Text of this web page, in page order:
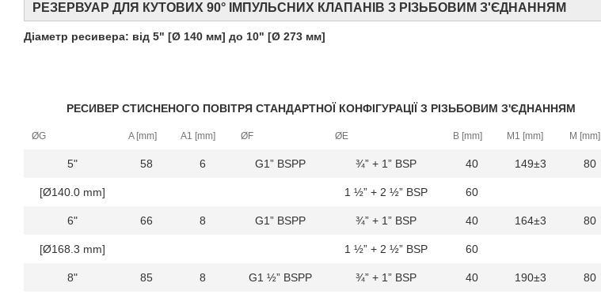
РЕЗЕРВУАР ДЛЯ КУТОВИХ 90° ІМПУЛЬСНИХ КЛАПАНІВ З РІЗЬБОВИМ З'ЄДНАННЯМ
Діаметр ресивера: від 5" [Ø 140 мм] до 10" [Ø 273 мм]
РЕСИВЕР СТИСНЕНОГО ПОВІТРЯ СТАНДАРТНОЇ КОНФІГУРАЦІЇ З РІЗЬБОВИМ З'ЄДНАННЯМ
ØG A [mm] A1 [mm] ØF ØE B [mm] M1 [mm] M [mm]
5" 58 6 G1” BSPP ¾” + 1” BSP 40 149±3 80
[Ø140.0 mm] 1 ½” + 2 ½” BSP 60
6" 66 8 G1” BSPP ¾” + 1” BSP 40 164±3 80
[Ø168.3 mm] 1 ½” + 2 ½” BSP 60
8" 85 8 G1 ½” BSPP ¾” + 1” BSP 40 190±3 80